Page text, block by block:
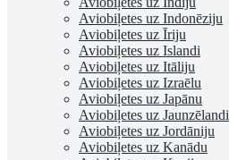
Aviobiļetes uz Indonēziju
Aviobiļetes uz Īriju
Aviobiļetes uz Islandi
Aviobiļetes uz Itāliju
Aviobiļetes uz Izraēlu
Aviobiļetes uz Japānu
Aviobiļetes uz Jaunzēlandi
Aviobiļetes uz Jordāniju
Aviobiļetes uz Kanādu